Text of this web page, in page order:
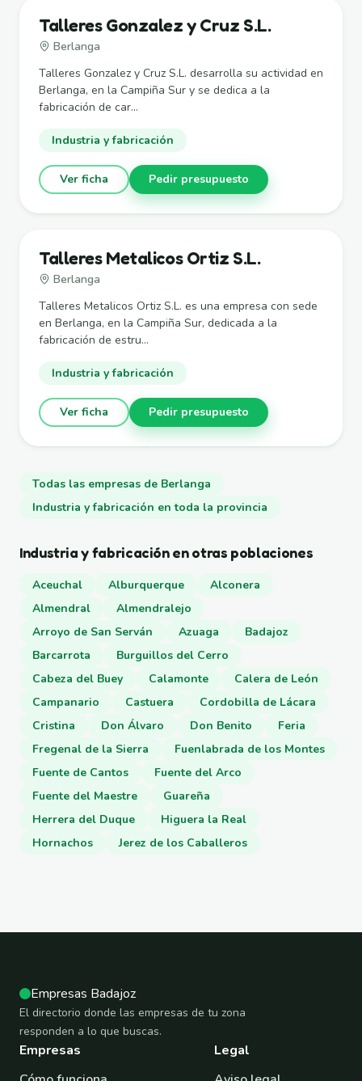
Talleres Gonzalez y Cruz S.L.
Berlanga
Talleres Gonzalez y Cruz S.L. desarrolla su actividad en
Berlanga, en la Campiña Sur y se dedica a la
fabricación de car...
Industria y fabricación
Ver ficha Pedir presupuesto
Talleres Metalicos Ortiz S.L.
Berlanga
Talleres Metalicos Ortiz S.L. es una empresa con sede
en Berlanga, en la Campiña Sur, dedicada a la
fabricación de estru...
Industria y fabricación
Ver ficha Pedir presupuesto
Todas las empresas de Berlanga
Industria y fabricación en toda la provincia
Industria y fabricación en otras poblaciones
Aceuchal Alburquerque
Alconera
Almendral
Almendralejo
Arroyo de San Serván
Azuaga
Badajoz
Barcarrota
Burguillos del Cerro
Cabeza del Buey
Calamonte
Calera de León
Campanario
Castuera
Cordobilla de Lácara
Cristina
Don Álvaro Don Benito
Feria
Fregenal de la Sierra
Fuenlabrada de los Montes
Fuente de Cantos
Fuente del Arco
Fuente del Maestre
Guareña
Herrera del Duque
Higuera la Real
Hornachos
Jerez de los Caballeros
Empresas Badajoz
El directorio donde las empresas de tu zona
responden a lo que buscas.
Empresas
Legal